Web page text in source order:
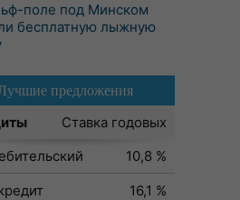
поле под Минском
бесплатную лыжную
предложения
Ставка годовых
10,8 %
16,1 %